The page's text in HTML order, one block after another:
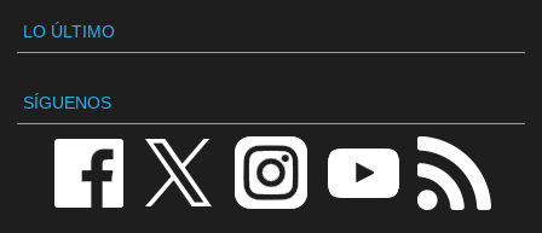
LO ÚLTIMO
SÍGUENOS